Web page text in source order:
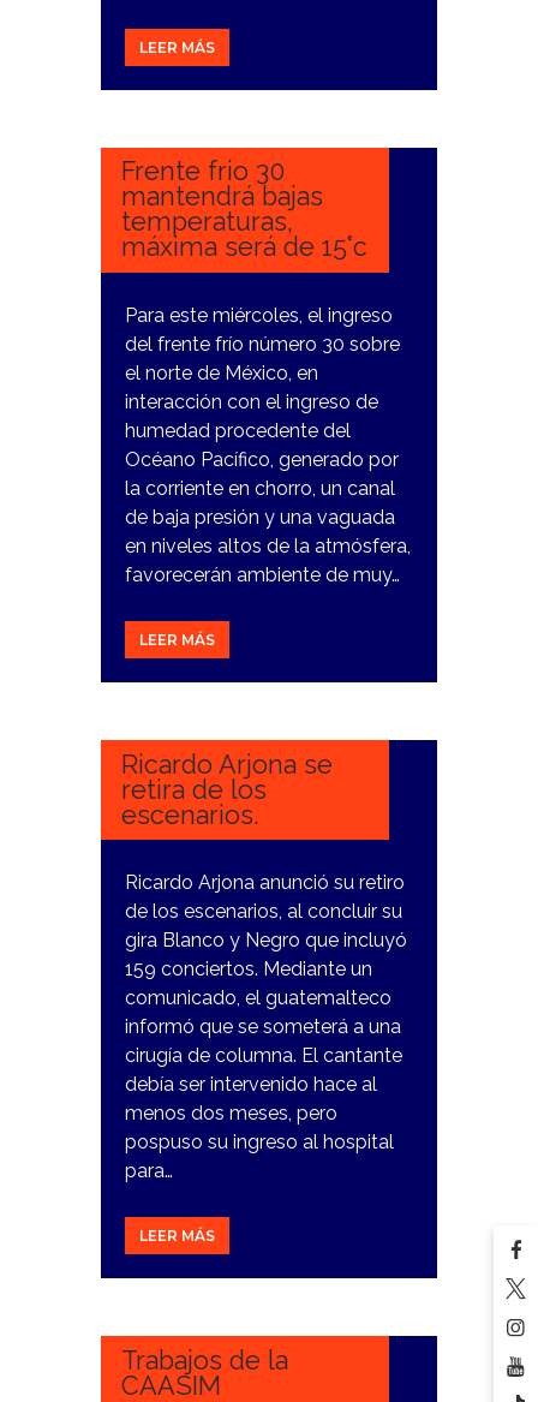
LEER MÁS
25
Frente frio 30
mantendrá bajas
temperaturas,
máxima será de 15°c
Para este miércoles, el ingreso
del frente frío número 30 sobre
el norte de México, en
interacción con el ingreso de
humedad procedente del
Océano Pacífico, generado por
la corriente en chorro, un canal
de baja presión y una vaguada
en niveles altos de la atmósfera,
favorecerán ambiente de muy…
LEER MÁS
12
Ricardo Arjona se
retira de los
escenarios.
Ricardo Arjona anunció su retiro
de los escenarios, al concluir su
gira Blanco y Negro que incluyó
159 conciertos. Mediante un
comunicado, el guatemalteco
informó que se someterá a una
cirugía de columna. El cantante
debía ser intervenido hace al
menos dos meses, pero
pospuso su ingreso al hospital
para…
LEER MÁS
4
Trabajos de la
CAASIM